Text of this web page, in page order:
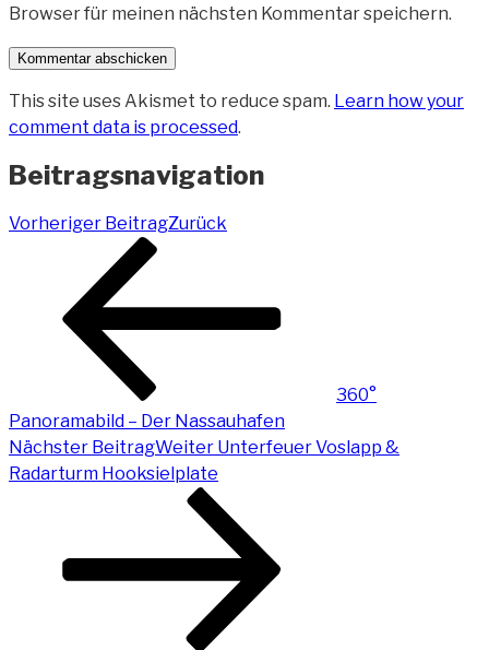
Browser für meinen nächsten Kommentar speichern.
This site uses Akismet to reduce spam. Learn how your
comment data is processed.
Beitragsnavigation
Vorheriger BeitragZurück
360°
Panoramabild – Der Nassauhafen
Nächster BeitragWeiter Unterfeuer Voslapp &
Radarturm Hooksielplate